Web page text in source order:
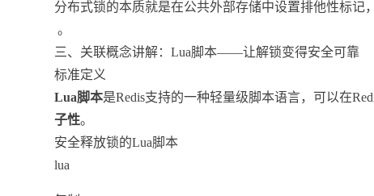
分布式锁的本质就是在公共外部存储中设置排他性标
。
三、关联概念讲解：Lua脚本——让解锁变得安全可靠
标准定义
Lua脚本是Redis支持的一种轻量级脚本语言，可以在
子性。
安全释放锁的Lua脚本
lua